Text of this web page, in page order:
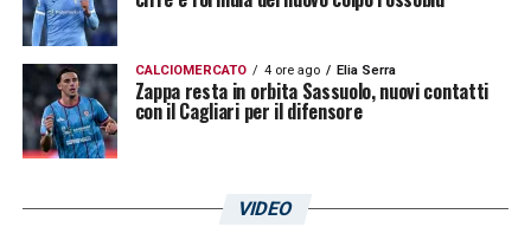
giocatore slovacco nel gruppo rossoblù.
Suslov Cagliari, Accardi può valutare
un tentativo
potrebbe fare un tentativo per capire
CALCIOMERCATO 4 ore ago Elia Serra
Zappa resta in orbita Sassuolo, nuovi contatti
con il Cagliari per il difensore
VIDEO